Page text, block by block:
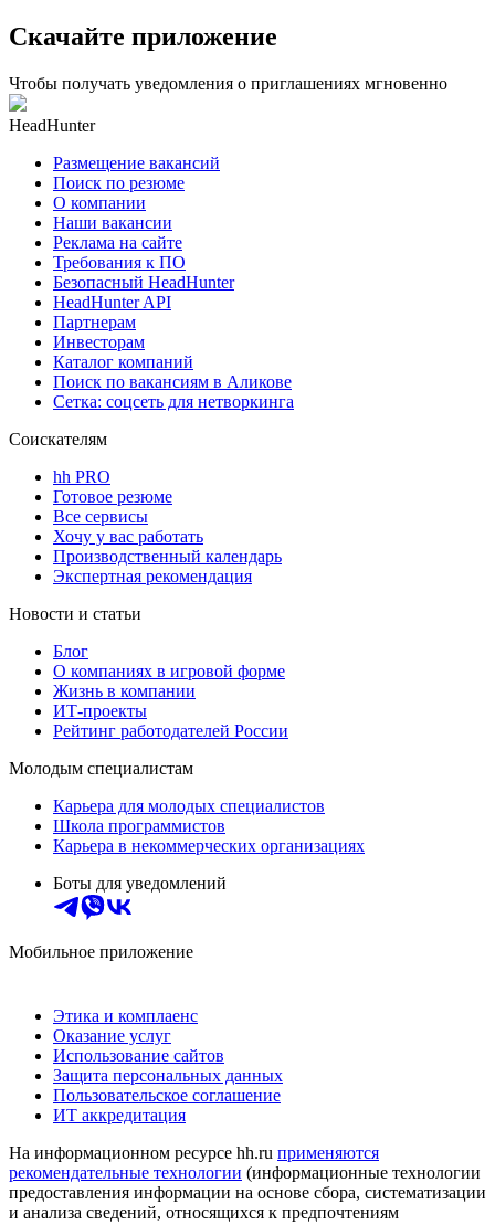
Скачайте приложение
Чтобы получать уведомления о приглашениях мгновенно
HeadHunter
Размещение вакансий
Поиск по резюме
О компании
Наши вакансии
Реклама на сайте
Требования к ПО
Безопасный HeadHunter
HeadHunter API
Партнерам
Инвесторам
Каталог компаний
Поиск по вакансиям в Аликове
Сетка: соцсеть для нетворкинга
Соискателям
hh PRO
Готовое резюме
Все сервисы
Хочу у вас работать
Производственный календарь
Экспертная рекомендация
Новости и статьи
Блог
О компаниях в игровой форме
Жизнь в компании
ИТ-проекты
Рейтинг работодателей России
Молодым специалистам
Карьера для молодых специалистов
Школа программистов
Карьера в некоммерческих организациях
Боты для уведомлений
Мобильное приложение
Этика и комплаенс
Оказание услуг
Использование сайтов
Защита персональных данных
Пользовательское соглашение
ИТ аккредитация
На информационном ресурсе hh.ru применяются
рекомендательные технологии (информационные технологии
предоставления информации на основе сбора, систематизации
и анализа сведений, относящихся к предпочтениям